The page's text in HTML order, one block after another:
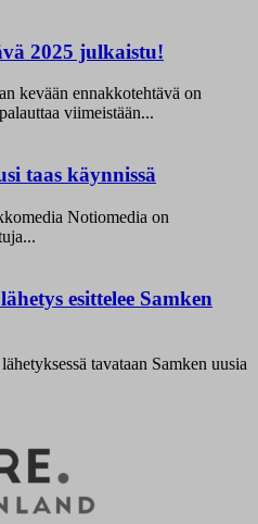
2025 julkaistu!
kevään ennakkotehtävä on
viimeistään...
taas käynnissä
Notiomedia on
esittelee Samken
tavataan Samken uusia